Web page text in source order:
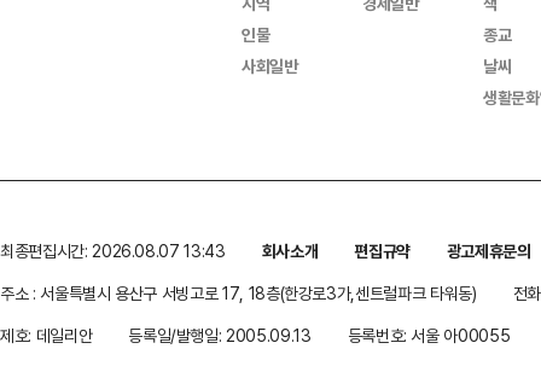
인물
사회일반
종교
날씨
생활문
최종편집시간: 2026.08.07 13:43 회사소개 편집규약
광고제휴문의
주소 : 서울특별시 용산구 서빙고로 17, 18층(한강로3가,센트럴파크 타워동)
전
제호: 데일리안
등록일/발행일: 2005.09.13 등록번호: 서울 아00055